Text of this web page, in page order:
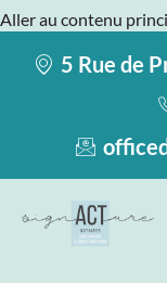
Aller au contenu
5 Rue de